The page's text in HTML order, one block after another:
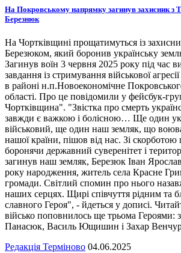
На Покровському напрямку загинув захисник з
Березнюк
На Чортківщині прощатимуться із
Березюком, який боронив українську
Загинув воїн 3 червня 2025 року під час
завдання із стримування військової
в районі н.п.Новоекономічне
області. Про це повідомили у фейсбук-
Чортківщина". "Звістка про смерть
завжди є важкою і болісною… Ще один
військовий, ще один наш земляк, що
нашої країни, пішов від нас. Зі
боронячи державний суверенітет і
загинув наш земляк, Березюк Іван
року народження, житель села Красне
громади. Світлий спомин про нього
наших серцях. Щирі співчуття рідним та
славного Героя", - йдеться у дописі.
військо поповнилось ще трьома Героями:
Панасюк, Василь Ющишин і Захар
Редакція Терміново 04.06.2025